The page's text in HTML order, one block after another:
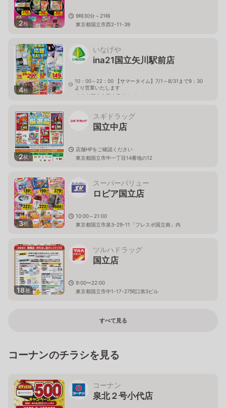
2枚
9時30分～21時
東京都国立市西2-11-39
4枚
いなげや
ina21国立矢川駅前店
10：00～22：00 【サマータイム】7/1～8/31まで9：30
より営業いたします
東京都国立市富士見台4－9－3
2枚
スギドラッグ
国立中店
店舗HPをご確認ください
東京都国立市中一丁目14番地の12
3枚
スーパーバリュー
ロピア国立店
10:00～21:00
東京都国立市泉3-29-11「フレスポ国立南」内
18枚
ツルハドラッグ
国立店
9:00〜22:00
東京都国立市中1-17-27関口第3ビル
すべて見る
コーナンのチラシを見る
コーナン
泉北２号小代店